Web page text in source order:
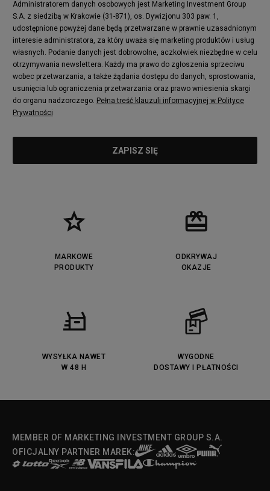
Puma Mayze
Reebok Club C
New Balance 2002
adidas NMD
Converse Run Star Hike
Nike Air Max Pulse
adidas Nizza
New Balance 997
adidas ZX
Nike Waffle One
Jordan Max Aura 4
Fila Disruptor
Timberland 6
adidas Retropy
Vans SK8-HI
adidas Adifom
Timberland Euro Sprint
Puma Caven
Lacoste Powercourt
Lacoste Carnaby
Vans Classic
Reebok Solution MID
Lacoste Menerva Sport
Puma Doublecourt
Fila Strada Low
Administratorem danych osobowych jest Marketing Investment Group
S.A. z siedzibą w Krakowie (31-871), os. Dywizjonu 303 paw. 1,
udostępnione powyżej dane będą przetwarzane w prawnie uzasadnionym
interesie administratora, za który uważa się marketing produktów i usług
własnych. Podanie danych jest dobrowolne, aczkolwiek niezbędne w celu
otrzymywania newslettera. Każdy ma prawo do zgłoszenia sprzeciwu
wobec przetwarzania, a także żądania dostępu do danych, sprostowania,
usunięcia lub ograniczenia przetwarzania oraz prawo wniesienia skargi
do organu nadzorczego. Pełna treść klauzuli informacyjnej w Polityce
Prywatności
MARKOWE
PRODUKTY
ODKRYWAJ
OKAZJE
WYSYŁKA NAWET
W 48 H
WYGODNE
DOSTAWY I PŁATNOŚCI
MEMBER OF MARKETING INVESTMENT GROUP S.A.
OFICJALNY PARTNER MAREK: